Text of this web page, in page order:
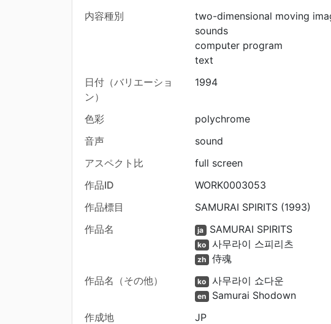
内容種別
two-dimensional moving
sounds
computer program
text
日付（バリエーショ
ン）
1994
色彩
polychrome
音声
sound
アスペクト比
full screen
作品ID
WORK0003053
作品標目
SAMURAI SPIRITS (1993)
作品名
ja SAMURAI SPIRITS
ko 사무라이 스피리츠
zh
侍魂
作品名（その他）
ko 사무라이 쇼다운
en
Samurai Shodown
作成地
JP